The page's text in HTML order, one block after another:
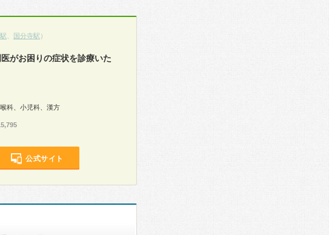
国分寺駅 ）
がお困りの症状を診療いた
科、小児科、漢方
公式サイト